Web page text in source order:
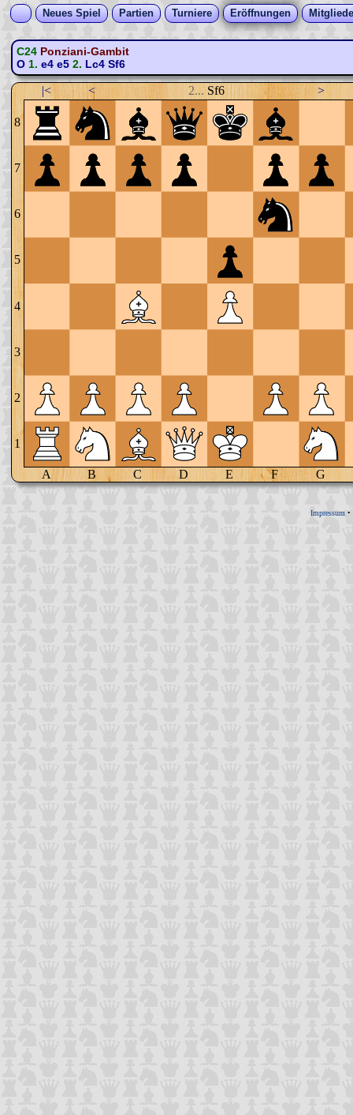
Neues Spiel Partien Turniere Eröffnungen
C24 Ponziani-Gambit
O1. e4 e52. Lc4 Sf6
|< < 2... Sf6 >
8
7
6
5
4
3
2
1
A B C D E F G
Impressum •